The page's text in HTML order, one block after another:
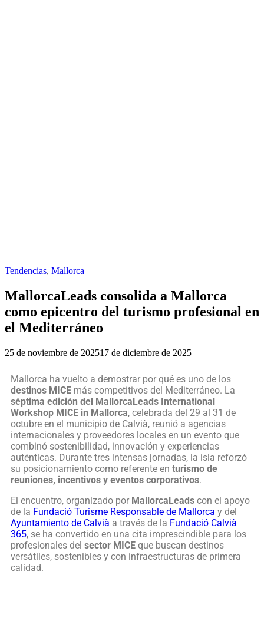
Tendencias, Mallorca
MallorcaLeads consolida a Mallorca
como epicentro del turismo profesional en
el Mediterráneo
25 de noviembre de 202517 de diciembre de 2025
Mallorca ha vuelto a demostrar por qué es uno de los
destinos MICE más competitivos del Mediterráneo. La
séptima edición del MallorcaLeads International
Workshop MICE in Mallorca, celebrada del 29 al 31 de
octubre en el municipio de Calvià, reunió a agencias
internacionales y proveedores locales en un evento que
combinó sostenibilidad, innovación y experiencias
auténticas. Durante tres intensas jornadas, la isla reforzó
su posicionamiento como referente en turismo de
reuniones, incentivos y eventos corporativos.
El encuentro, organizado por MallorcaLeads con el apoyo
de la Fundació Turisme Responsable de Mallorca y del
Ayuntamiento de Calvià a través de la Fundació Calvià
365, se ha convertido en una cita imprescindible para los
profesionales del sector MICE que buscan destinos
versátiles, sostenibles y con infraestructuras de primera
calidad.